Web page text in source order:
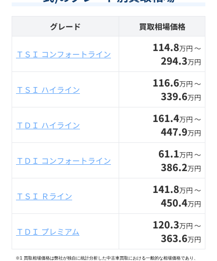
グレード 買取相場価格
ＴＳＩ コンフォートライン 114.8万円 〜
294.3万円
ＴＳＩ ハイライン 116.6万円 〜
339.6万円
ＴＤＩ ハイライン 161.4万円 〜
447.9万円
ＴＤＩ コンフォートライン 61.1万円 〜
386.2万円
ＴＳＩ Ｒライン 141.8万円 〜
450.4万円
ＴＤＩ プレミアム 120.3万円 〜
363.6万円
※1 買取相場価格は弊社が独自に統計分析した中古車買取における一般的な相場価格であり、